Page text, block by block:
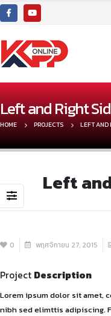
Left and Right
HOME PROJECTS LEFT AND
Left
0 พฤศจิกายน 27, 2015
Project Description
Lorem ipsum dolor sit amet,
nibh sed elimttis adipiscing.